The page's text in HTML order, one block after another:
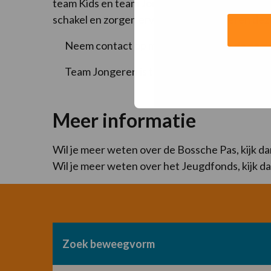
team Kids en team Jongeren zijn namelijk
schakel en zorgen ervoor dat alle kinderen
Neem contact op met Team Kids via de
Team Jongeren is te bereiken via de
Meer informatie
Wil je meer weten over de Bossche Pas, kijk
Wil je meer weten over het Jeugdfonds, kijk
Zoek beweegvorm